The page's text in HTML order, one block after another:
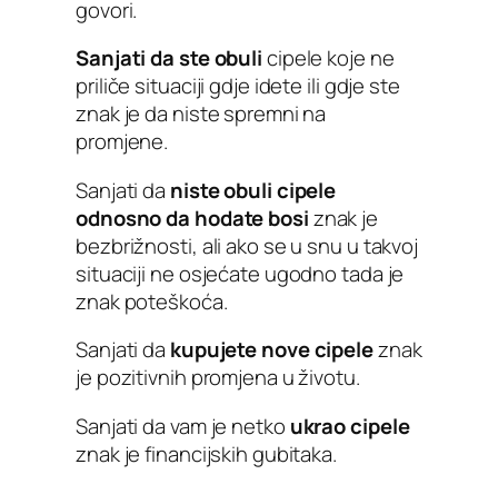
govori.
Sanjati da ste obulicipele koje ne
priliče situaciji gdje idete ili gdje ste
znak je da niste spremni na
promjene.
Sanjati da niste obuli cipele
odnosno da hodate bosiznak je
bezbrižnosti, ali ako se u snu u takvoj
situaciji ne osjećate ugodno tada je
znak poteškoća.
Sanjati da kupujete nove cipeleznak
je pozitivnih promjena u životu.
Sanjati da vam je netko ukrao cipele
znak je financijskih gubitaka.